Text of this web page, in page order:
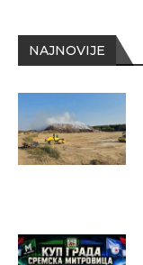
NAJNOVIJE